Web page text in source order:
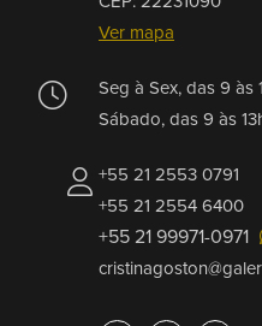
Ver mapa
Seg à Sex, das 9 às
Sábado, das 9 às
+55 21 2553 0791
+55 21 2554 6400
+55 21 99971-0971